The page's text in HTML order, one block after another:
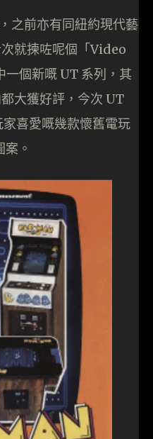
之前亦有同紐約現代藝
就揀咗呢個「Video
個新嘅 UT 系列，其
大獲好評，今次 UT
喜愛嘅幾款懷舊電玩
。